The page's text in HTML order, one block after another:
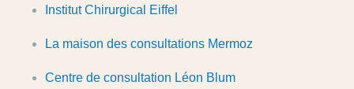
Institut Chirurgical Eiffel
La maison des consultations Mermoz
Centre de consultation Léon Blum